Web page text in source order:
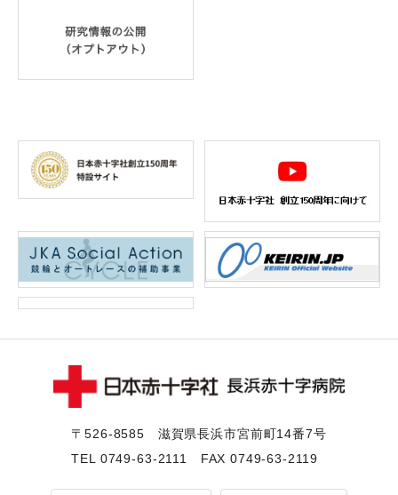
〒526-8585 滋賀県⻑浜市宮前町14番7号
TEL 0749-63-2111 FAX 0749-63-2119